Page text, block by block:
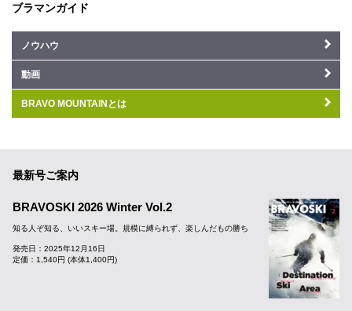
ブラマンガイド
ノウハウ
動画
BRAVO MOUNTAINとは
最新号ご案内
BRAVOSKI 2026 Winter Vol.2
知る人ぞ知る、いいスキー場。規模に縛られず、楽しんだもの勝ち
発売日：2025年12月16日
定価：1,540円 (本体1,400円)